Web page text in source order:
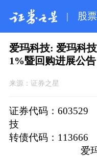
| 股票
爱玛科技: 爱玛科
1%暨回购进展公告
来源： 证券之星
证券代码：
技 公告编
转债代码：
爱玛科技集